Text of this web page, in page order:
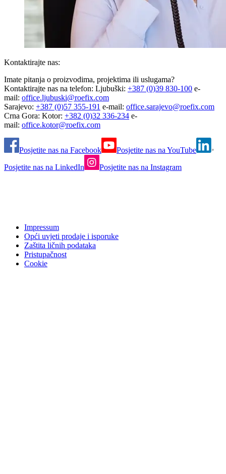
Kontaktirajte nas:
Imate pitanja o proizvodima, projektima ili uslugama?
Kontaktirajte nas na telefon: Ljubuški: +387 (0)39 830-100 e-
mail: office.ljubuski@roefix.com
Sarajevo: +387 (0)57 355-191 e-mail: office.sarajevo@roefix.com
Crna Gora: Kotor: +382 (0)32 336-234 e-
mail: office.kotor@roefix.com
Posjetite nas na Facebook
Posjetite nas na YouTube
Posjetite nas na LinkedIn
Posjetite nas na Instagram
Impressum
Opći uvjeti prodaje i isporuke
Zaštita ličnih podataka
Pristupačnost
Cookie